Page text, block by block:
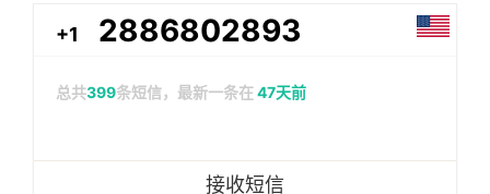
+1 2886802893
总共399条短信，最新一条在47天前
接收短信